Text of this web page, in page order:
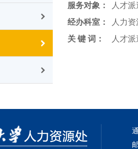
服务对象：
人才
经办科室：
人力
关 键 词：
人才